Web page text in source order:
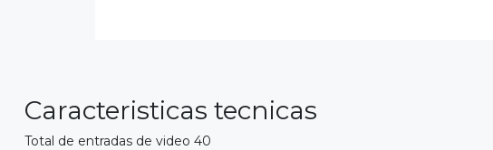
Caracteristicas tecnicas
Total de entradas de video 40